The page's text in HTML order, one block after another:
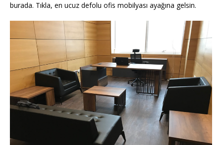
burada. Tıkla, en ucuz defolu ofis mobilyası ayağına gelsin.